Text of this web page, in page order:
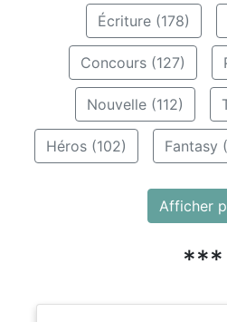
Écriture (178)
Concours (127)
Nouvelle (112)
Héros (102) Fantasy
Afficher
***